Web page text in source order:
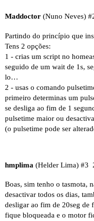
Maddoctor (Nuno Neves)
Partindo do princípio que
Tens 2 opções:
1 - crias um script no
seguido de um wait de 1s,
lo…
2 - usas o comando
primeiro determinas um
se desliga ao fim de 1
pulsetime maior ou
(o pulsetime pode ser
hmplima (Helder Lima) #3
Boas, sim tenho o tasmota,
desactivar todos os dias,
desligar ao fim de 20seg de
fique bloqueada e o motor